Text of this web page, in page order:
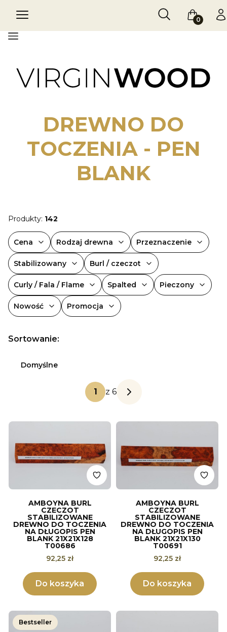
Menu Otwórz
Szukaj Koszyk
Menu
DREWNO DO
TOCZENIA - PEN
BLANK
Produkty: 142
Cena Rodzaj drewna Przeznaczenie
Stabilizowany Burl / czeczot
Curly / Fala / Flame Spalted Pieczony
Nowość Promocja
Lista produktów
Sortowanie:
Domyślne
z 6 Następne produkty
AMBOYNA BURL
CZECZOT
STABILIZOWANE
DREWNO DO TOCZENIA
NA DŁUGOPIS PEN
BLANK 21X21X128
T00686
Cena
92,25 zł
Do koszyka
AMBOYNA BURL
CZECZOT
STABILIZOWANE
DREWNO DO TOCZENIA
NA DŁUGOPIS PEN
BLANK 21X21X130
T00691
Cena
92,25 zł
Do koszyka
Bestseller